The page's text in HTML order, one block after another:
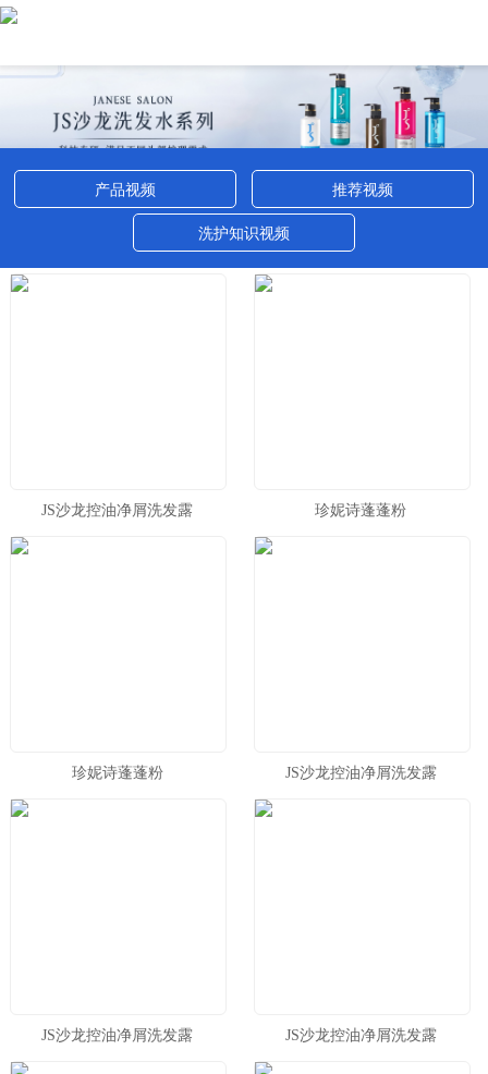
产品视频 推荐视频
洗护知识视频
JS沙龙控油净屑洗发露 珍妮诗蓬蓬粉
珍妮诗蓬蓬粉 JS沙龙控油净屑洗发露
JS沙龙控油净屑洗发露 JS沙龙控油净屑洗发露